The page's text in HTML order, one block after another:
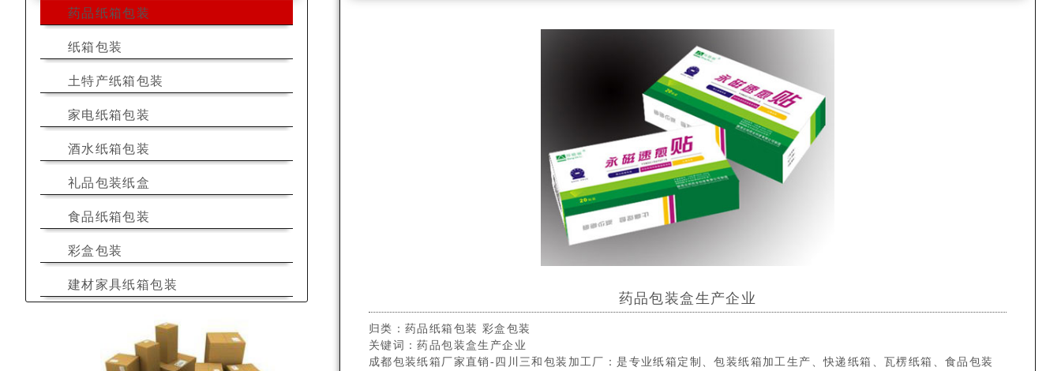
药品纸箱包装
纸箱包装
土特产纸箱包装
家电纸箱包装
酒水纸箱包装
礼品包装纸盒
食品纸箱包装
彩盒包装
建材家具纸箱包装
药品包装盒生产企业
归类： 药品纸箱包装 彩盒包装
关键词：药品包装盒生产企业
成都包装纸箱厂家直销-四川三和包装加工厂：是专业纸箱定制、包装纸箱加工生产、快递纸箱、瓦楞纸箱、食品包装